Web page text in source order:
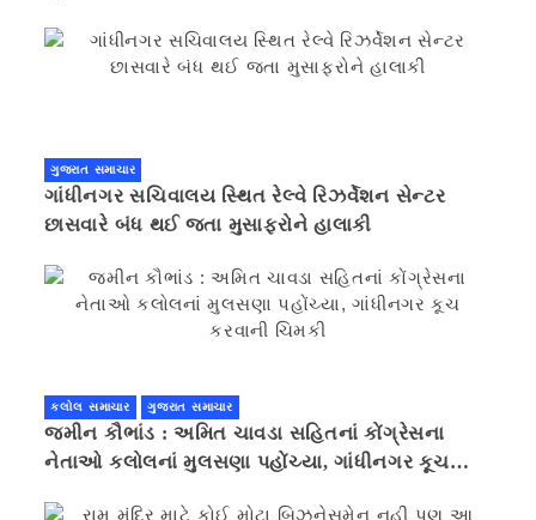
ગુજરાત સમાચાર
ગાંધીનગર સચિવાલય સ્થિત રેલ્વે રિઝર્વેશન સેન્ટર
છાસવારે બંધ થઈ જતા મુસાફરોને હાલાકી
કલોલ સમાચાર ગુજરાત સમાચાર
જમીન કૌભાંડ : અમિત ચાવડા સહિતનાં કોંગ્રેસના
નેતાઓ કલોલનાં મુલસણા પહોંચ્યા, ગાંધીનગર કૂચ